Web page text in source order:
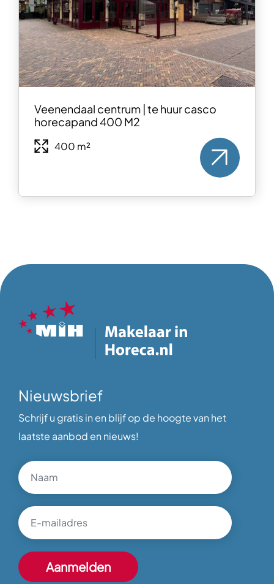
Veenendaal centrum | te huur casco
horecapand 400 M2
400 m²
Nieuwsbrief
Schrijf u gratis in en blijf op de hoogte van het
laatste aanbod en nieuws!